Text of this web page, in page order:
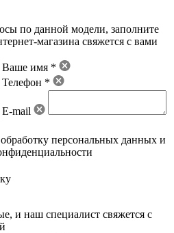
по данной модели, заполните
магазина свяжется с вами
Ваше имя *
Телефон *
E-mail
обработку персональных данных и
и наш специалист свяжется с